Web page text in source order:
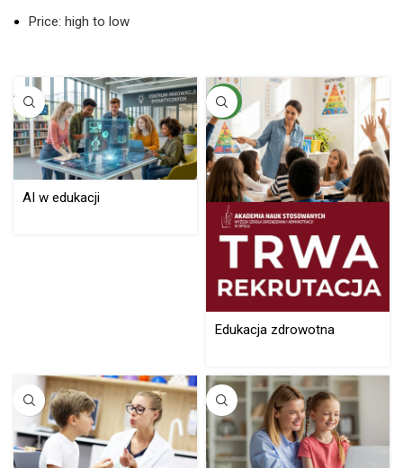
Price: high to low
AI w edukacji
NEW
Edukacja zdrowotna